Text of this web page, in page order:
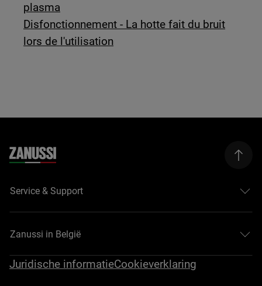
plasma
Disfonctionnement - La hotte fait du bruit
lors de l'utilisation
Service & Support
Zanussi in België
Juridische informatieCookieverklaring